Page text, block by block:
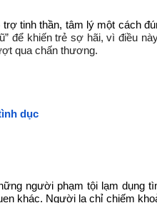
tinh thần, tâm lý một cách
để khiến trẻ sợ hãi, vì điều
qua chấn thương.
dục
người phạm tội lạm dụng
khác. Người lạ chỉ chiếm